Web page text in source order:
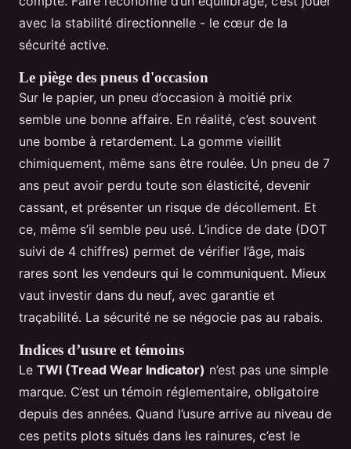
avec la stabilité directionnelle - le cœur de la
sécurité active.
Le piège des pneus d'occasion
Sur le papier, un pneu d’occasion à moitié prix
semble une bonne affaire. En réalité, c’est souvent
une bombe à retardement. La gomme vieillit
chimiquement, même sans être roulée. Un pneu de 7
ans peut avoir perdu toute son élasticité, devenir
cassant, et présenter un risque de décollement. Et
ce, même s’il semble peu usé. L’indice de date (DOT
suivi de 4 chiffres) permet de vérifier l’âge, mais
rares sont les vendeurs qui le communiquent. Mieux
vaut investir dans du neuf, avec garantie et
traçabilité. La sécurité ne se négocie pas au rabais.
Indices d’usure et témoins
Le TWI (Tread Wear Indicator) n’est pas une simple
marque. C’est un témoin réglementaire, obligatoire
depuis des années. Quand l’usure arrive au niveau de
ces petits plots situés dans les rainures, c’est le